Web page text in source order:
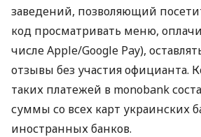
заведений, позволяющий
код просматривать меню,
числе Apple/Google Pay),
отзывы без участия официанта.
таких платежей в monobank
суммы со всех карт украинских
иностранных банков.